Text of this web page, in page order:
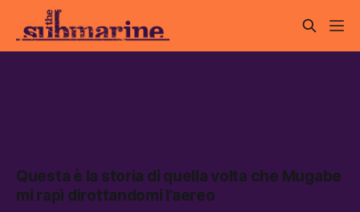
Questa è la storia di quella volta che Mugabe
mi rapì dirottandomi l’aereo